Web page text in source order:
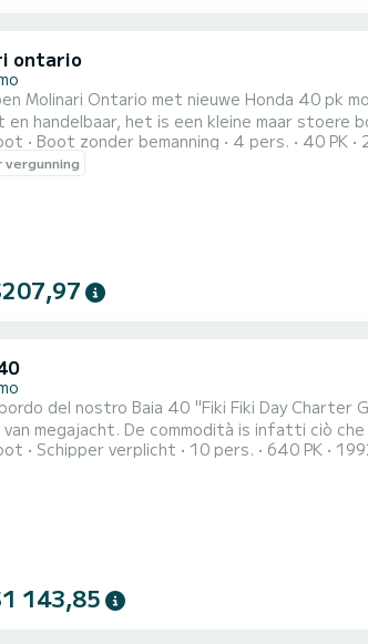
ontario
Molinari Ontario met nieuwe Honda 40
en handelbaar, het is een kleine maar
vrijheid wil ervaren, met de zekerheid en
kiel biedt deze boot een uitstekende
Boot zonder bemanning 4 pers. 40 PK
vergunning
Fiki Day Charter Gourmet" unieke barca di queste dimensioni in grado di garantie van een
megajacht. De commodità is infatti ciò
danno la sensazione di a barca nuova; in
Schipper verplicht 10 pers. 640 PK
143,85